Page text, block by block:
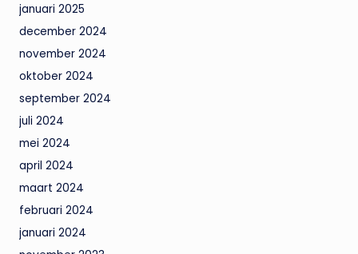
januari 2025
december 2024
november 2024
oktober 2024
september 2024
juli 2024
mei 2024
april 2024
maart 2024
februari 2024
januari 2024